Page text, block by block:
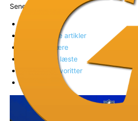
Seneste
Fremhævede artikler
Mest populære
Ugens mest læste
Læsernes favoritter